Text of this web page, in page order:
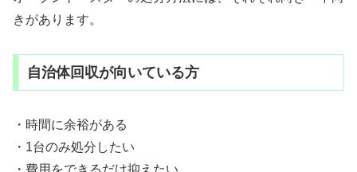
きがあります。
自治体回収が向いている方
・時間に余裕がある
・1台のみ処分したい
・費用をできるだけ抑えたい